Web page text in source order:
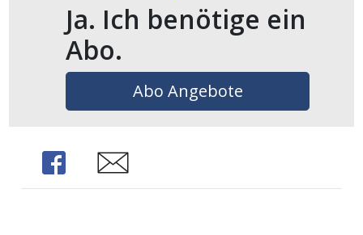
Ja. Ich benötige ein
Abo.
Abo Angebote
Share Share